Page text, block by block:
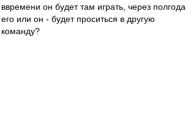
ввремени он будет там играть, через полгода
его или он - будет проситься в другую
команду?